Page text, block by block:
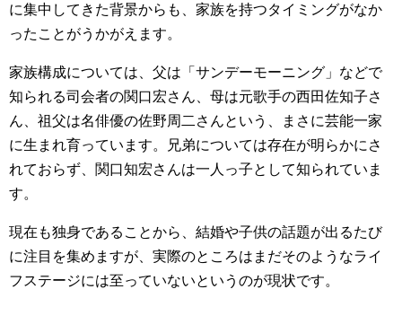
に集中してきた背景からも、家族を持つタイミングがなか
ったことがうかがえます。
家族構成については、父は「サンデーモーニング」などで
知られる司会者の関口宏さん、母は元歌手の西田佐知子さ
ん、祖父は名俳優の佐野周二さんという、まさに芸能一家
に生まれ育っています。兄弟については存在が明らかにさ
れておらず、関口知宏さんは一人っ子として知られていま
す。
現在も独身であることから、結婚や子供の話題が出るたび
に注目を集めますが、実際のところはまだそのようなライ
フステージには至っていないというのが現状です。